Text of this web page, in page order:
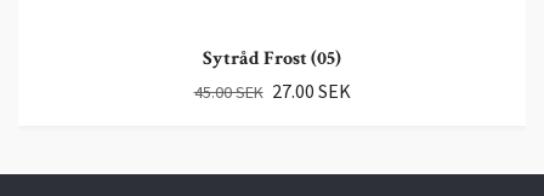
Sytråd Frost (05)
45.00 SEK 27.00 SEK